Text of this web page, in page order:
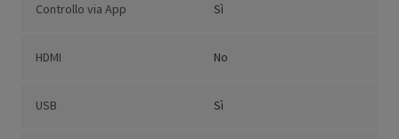
Controllo via App Sì
HDMI No
USB Sì